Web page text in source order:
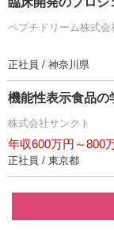
ペプチドリーム株式会
正社員 / 神奈川県
機能性表示食品の
株式会社サンクト
年収600万円～800
正社員 / 東京都